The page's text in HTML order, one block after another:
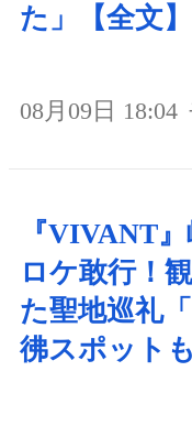
た」【全文】
08月09日 18:04
『VIVANT
ロケ敢行！
た聖地巡礼
彿スポットも